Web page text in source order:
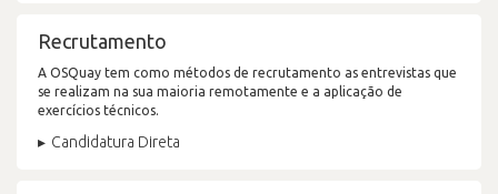
Recrutamento
A OSQuay tem como métodos de recrutamento as entrevistas que
se realizam na sua maioria remotamente e a aplicação de
exercícios técnicos.
Candidatura Direta